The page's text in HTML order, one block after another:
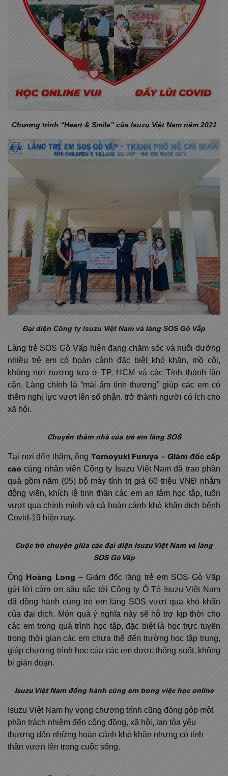
Chương trình “Heart & Smile” của Isuzu Việt Nam năm 2021
Đại diện Công ty Isuzu Việt Nam và làng SOS Gò Vấp
Làng trẻ SOS Gò Vấp hiện đang chăm sóc và nuôi dưỡng
nhiều trẻ em có hoàn cảnh đặc biệt khó khăn, mồ côi,
không nơi nương tựa ở TP. HCM và các Tỉnh thành lân
cận. Làng chính là “mái ấm tình thương” giúp các em có
thêm nghị lực vượt lên số phận, trở thành người có ích cho
xã hội.
Chuyến thăm nhà của trẻ em làng SOS
Tại nơi đến thăm, ông Tomoyuki Furuya – Giám đốc cấp
caocùng nhân viên Công ty Isuzu Việt Nam đã trao phần
quà gồm năm (05) bộ máy tính trị giá 60 triệu VNĐ nhằm
động viên, khích lệ tinh thần các em an tâm học tập, luôn
vượt qua chính mình và cả hoàn cảnh khó khăn dịch bệnh
Covid-19 hiện nay.
Cuộc trò chuyện giữa các đại diện Isuzu Việt Nam và làng
SOS Gò Vấp
Ông Hoàng Long – Giám đốc làng trẻ em SOS Gò Vấp
gửi lời cảm ơn sâu sắc tới Công ty Ô Tô Isuzu Việt Nam
đã đồng hành cùng trẻ em làng SOS vượt qua khó khăn
của đại dịch. Món quà ý nghĩa này sẽ hỗ trợ kịp thời cho
các em trong quá trình học tập, đặc biệt là học trực tuyến
trong thời gian các em chưa thể đến trường học tập trung,
giúp chương trình học của các em được thông suốt, không
bị gián đoạn.
Isuzu Việt Nam đồng hành cùng em trong việc học online
Isuzu Việt Nam hy vọng chương trình cũng đóng góp một
phần trách nhiệm đến cộng đồng, xã hội, lan tỏa yêu
thương đến những hoàn cảnh khó khăn nhưng có tinh
thần vươn lên trong cuộc sống.